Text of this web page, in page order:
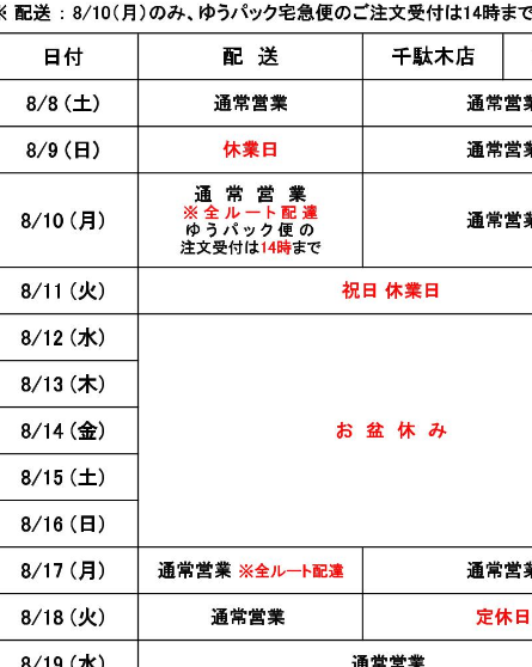
焼酎・泡盛
牟禮鶴（むれづる） 壱
牟禮鶴（むれづる） 壱
越（いちこつ） 1.8L
焼酎・泡盛 日本酒